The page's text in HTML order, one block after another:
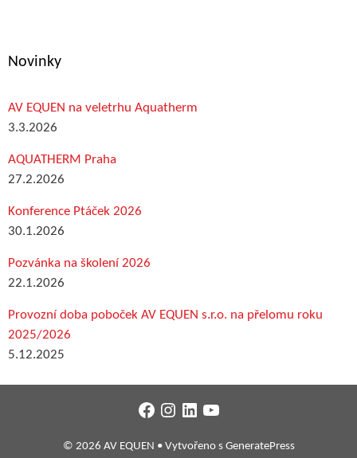
Novinky
AV EQUEN na veletrhu Aquatherm
3.3.2026
AQUATHERM Praha
27.2.2026
Konference Ptáček 2026
30.1.2026
Pozvánka na školení 2026
22.1.2026
Provozní doba poboček AV EQUEN s.r.o. na přelomu roku
2025/2026
5.12.2025
FacebookInstagram
LinkedInYouTube
© 2026 AV EQUEN • Vytvořeno s GeneratePress